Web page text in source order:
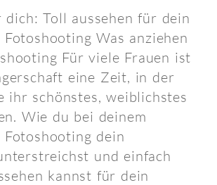
Toll aussehen für dein
Fotoshooting Was anziehen
Für viele Frauen ist
eine Zeit, in der
ihr schönstes, weiblichstes
Wie du bei deinem
Fotoshooting dein
und einfach
kannst für dein